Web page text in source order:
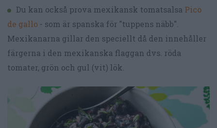
Du kan också prova mexikansk tomatsalsa Pico
de gallo - som är spanska för "tuppens näbb".
Mexikanarna gillar den speciellt då den innehåller
färgerna i den mexikanska flaggan dvs. röda
tomater, grön och gul (vit) lök.